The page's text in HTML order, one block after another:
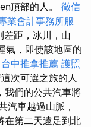
頂部的人。 徵信
業會計事務所服
差距，冰川，山
氣，即使該地區的
台中推拿推薦 護照
次可選之旅的人
我們的公共汽車將
汽車越過山脈，
在第二天遠足到北